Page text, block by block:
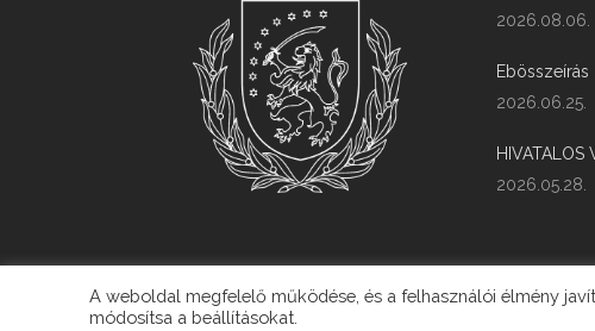
2026.08.06.
Ebösszeírás
2026.06.25.
HIVATALOS
2026.05.28.
A weboldal megfelelő működése, és a felhasználói élmény
módosítsa a beállításokat.